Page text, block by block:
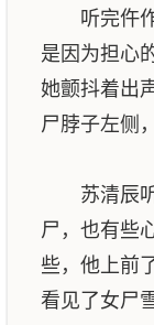
听完仵作
是因为担心
她颤抖着出
尸脖子左侧
苏清辰听
尸，也有些
些，他上前
看见了女尸